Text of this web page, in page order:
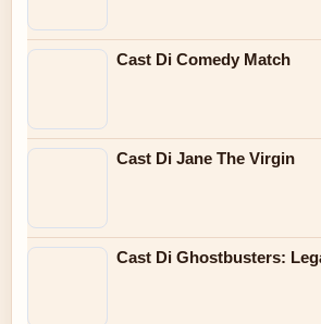
Cast Di Comedy Match
Cast Di Jane The Virgin
Cast Di Ghostbusters: